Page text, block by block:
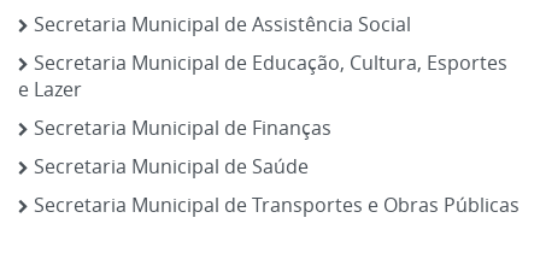
Secretaria Municipal de Assistência Social
Secretaria Municipal de Educação, Cultura, Esportes
e Lazer
Secretaria Municipal de Finanças
Secretaria Municipal de Saúde
Secretaria Municipal de Transportes e Obras Públicas